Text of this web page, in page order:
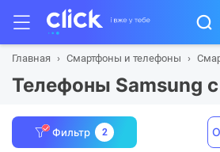
Главная Смартфоны и телефоны
Телефоны Samsung с
Фильтр 2